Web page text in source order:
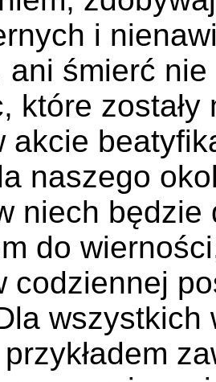
i
śmierć nie
które
akcie
naszego
niech
do
codziennej